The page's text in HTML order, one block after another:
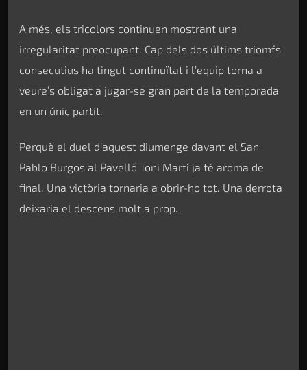
A més, els tricolors continuen mostrant una
irregularitat preocupant. Cap dels dos últims triomfs
consecutius ha tingut continuïtat i l’equip torna a
veure’s obligat a jugar-se gran part de la temporada
en un únic partit.
Perquè el duel d’aquest diumenge davant el San
Pablo Burgos al Pavelló Toni Martí ja té aroma de
final. Una victòria tornaria a obrir-ho tot. Una derrota
deixaria el descens molt a prop.